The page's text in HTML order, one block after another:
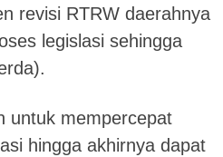
revisi RTRW daerahnya
legislasi sehingga
untuk mempercepat
hingga akhirnya dapat